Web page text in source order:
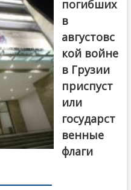
погибших
в
августовс
кой войне
в Грузии
приспуст
или
государст
венные
флаги